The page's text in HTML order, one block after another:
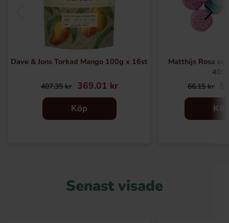
Dave & Jons Torkad Mango 100g x 16st
407.35 kr 369.01 kr
Köp
Matthijs Rosa
66.15 kr
Köp
Senast visade